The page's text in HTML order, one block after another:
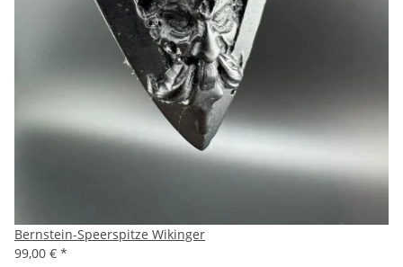
Bernstein-Speerspitze Wikinger
99,00 € *